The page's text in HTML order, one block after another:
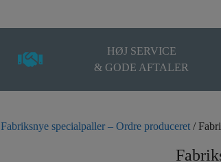
HØJ SERVICE
& GODE AFTALER
Fabriksnye specialpaller – Ordre produceret /